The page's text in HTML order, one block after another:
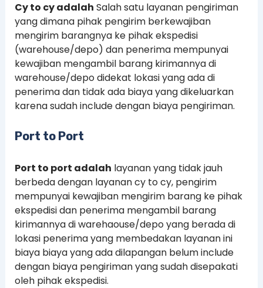
Cy to cy adalah Salah satu layanan pengiriman
yang dimana pihak pengirim berkewajiban
mengirim barangnya ke pihak ekspedisi
(warehouse/depo) dan penerima mempunyai
kewajiban mengambil barang kirimannya di
warehouse/depo didekat lokasi yang ada di
penerima dan tidak ada biaya yang dikeluarkan
karena sudah include dengan biaya pengiriman.
Port to Port
Port to port adalah layanan yang tidak jauh
berbeda dengan layanan cy to cy, pengirim
mempunyai kewajiban mengirim barang ke pihak
ekspedisi dan penerima mengambil barang
kirimannya di warehaouse/depo yang berada di
lokasi penerima yang membedakan layanan ini
biaya biaya yang ada dilapangan belum include
dengan biaya pengiriman yang sudah disepakati
oleh pihak ekspedisi.